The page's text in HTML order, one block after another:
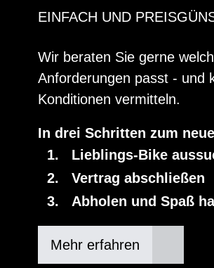
EINFACH UND
Wir beraten Sie gerne
Anforderungen passt - und
Konditionen vermitteln.
In drei Schritten zum
Lieblings-Bike
Vertrag abschließen
Abholen und Spaß
Mehr erfahren